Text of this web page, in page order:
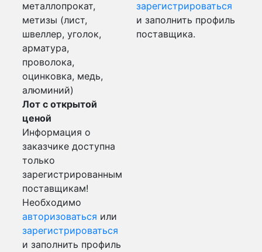
металлопрокат,
метизы (лист,
швеллер, уголок,
арматура,
проволока,
оцинковка, медь,
алюминий)
Лот с открытой
ценой
Информация о
заказчике доступна
только
зарегистрированным
поставщикам!
Необходимо
авторизоваться или
зарегистрироваться
и заполнить профиль
зарегистрироваться
и заполнить профиль
поставщика.